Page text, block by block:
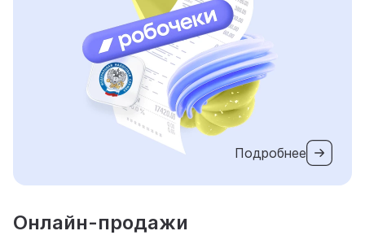
Подробнее
Онлайн-продажи